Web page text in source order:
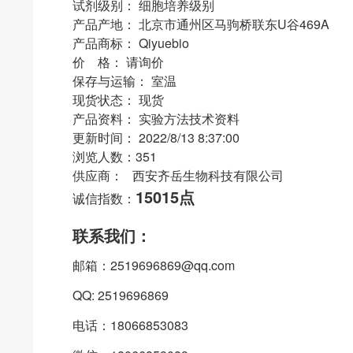
试剂级别： 细胞培养级别
产品产地： 北京市通州区马驹桥联东U谷469A
产品商标： Qiyuebio
价 格： 请询价
保存与运输： 室温
现货状态： 现货
产品资料： 实验方法技术资料
更新时间： 2022/8/13 8:37:00
浏览人数：351
供应商： 西安齐岳生物科技有限公司
诚信指数： 15015点
联系我们：
邮箱：2519696869@qq.com
QQ: 2519696869
电话：18066853083